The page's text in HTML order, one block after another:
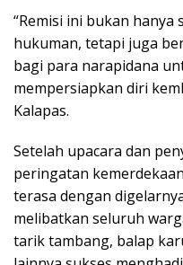
“Remisi ini bukan
hukuman, tetapi juga
bagi para narapidana
mempersiapkan diri
Kalapas.
Setelah upacara dan
peringatan
terasa dengan
melibatkan seluruh
tarik tambang, balap